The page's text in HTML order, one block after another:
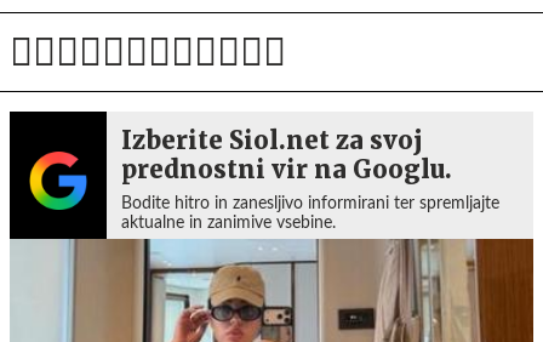
Izberite Siol.net za svoj
prednostni vir na Googlu.
Bodite hitro in zanesljivo informirani ter spremljajte
aktualne in zanimive vsebine.